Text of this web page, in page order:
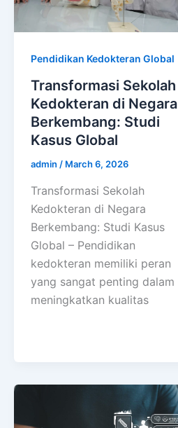
Pendidikan Kedokteran Global
Transformasi Sekolah
Kedokteran di Negara
Berkembang: Studi
Kasus Global
admin / March 6, 2026
Transformasi Sekolah
Kedokteran di Negara
Berkembang: Studi Kasus
Global – Pendidikan
kedokteran memiliki peran
yang sangat penting dalam
meningkatkan kualitas